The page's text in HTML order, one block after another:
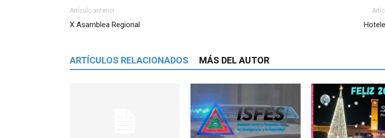
Artículo anterior
X Asamblea Regional
ARTÍCULOS RELACIONADOS MÁS DEL AUTOR